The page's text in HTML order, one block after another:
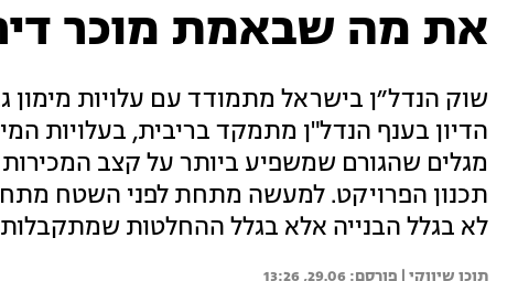
את מה שבאמת מוכר
שוק הנדל״ן בישראל מתמודד עם עלויות מימון
הדיון בענף הנדל"ן מתמקד בריבית, בעלויות
מגלים שהגורם שמשפיע ביותר על קצב
תכנון הפרויקט. למעשה מתחת לפני השטח
לא בגלל הבנייה אלא בגלל ההחלטות
תוכן שיווקי | 29.06, 13:26